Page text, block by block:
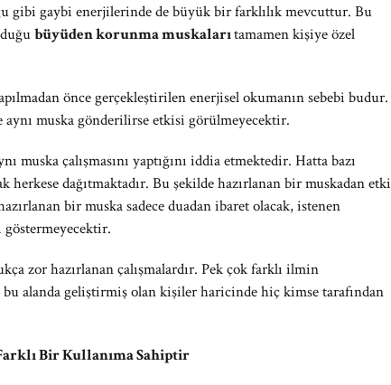
gibi gaybi enerjilerinde de büyük bir farklılık mevcuttur. Bu
büyüden korunma muskalarıtamamen kişiye özel
önce gerçekleştirilen enerjisel okumanın sebebi budur.
aynı muska gönderilirse etkisi görülmeyecektir.
muska çalışmasını yaptığını iddia etmektedir. Hatta bazı
herkese dağıtmaktadır. Bu şekilde hazırlanan bir muskadan etki
bir muska sadece duadan ibaret olacak, istenen
zor hazırlanan çalışmalardır. Pek çok farklı ilmin
alanda geliştirmiş olan kişiler haricinde hiç kimse tarafından
Bir Kullanıma Sahiptir